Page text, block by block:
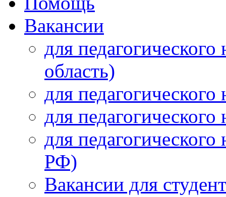
Вакансии
для
область)
для
для
для
РФ)
Вакансии для